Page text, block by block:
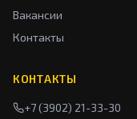
Вакансии
Контакты
КОНТАКТЫ
+7 (3902) 21-33-30